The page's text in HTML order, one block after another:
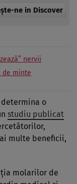
ne in Discover
nervii
de minte
o
studiu publicat
multe beneficii,
molarilor de